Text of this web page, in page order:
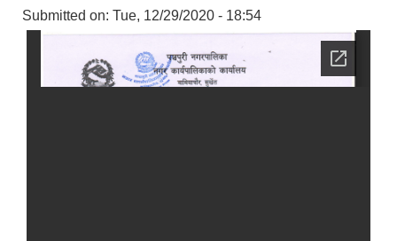
Submitted on: Tue, 12/29/2020 - 18:54